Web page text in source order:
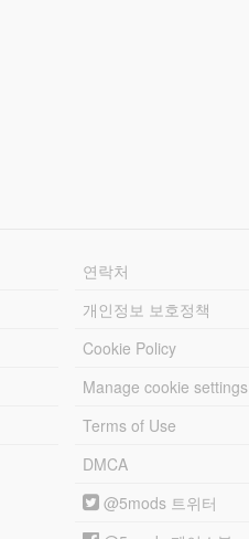
연락처
개인정보 보호정책
Cookie Policy
Manage cookie settings
Terms of Use
DMCA
@5mods 트위터